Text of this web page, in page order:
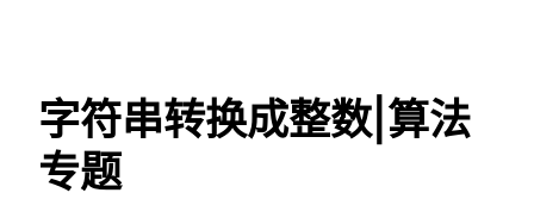
字符串转换成整数|算法
专题